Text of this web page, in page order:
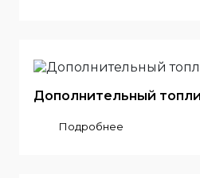
Дополнительный
Подробнее